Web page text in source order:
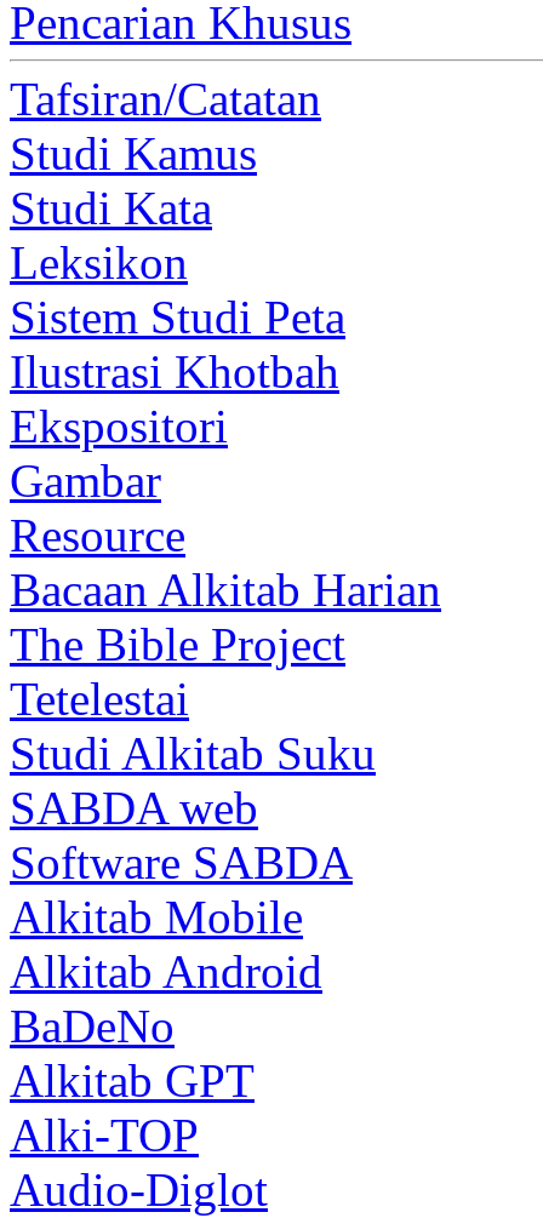
Pencarian Khusus
Tafsiran/Catatan
Studi Kamus
Studi Kata
Leksikon
Sistem Studi Peta
Ilustrasi Khotbah
Ekspositori
Gambar
Resource
Bacaan Alkitab Harian
The Bible Project
Tetelestai
Studi Alkitab Suku
SABDA web
Software SABDA
Alkitab Mobile
Alkitab Android
BaDeNo
Alkitab GPT
Alki-TOP
Audio-Diglot